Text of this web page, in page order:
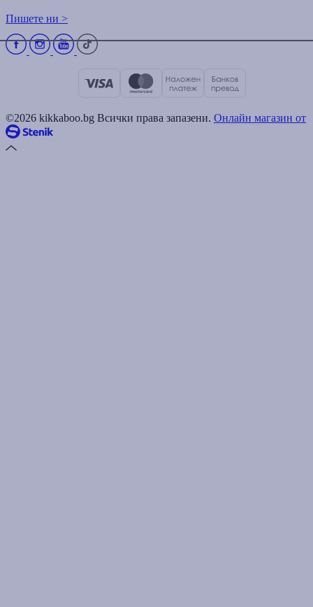
Пишете ни >
©2026 kikkaboo.bg Всички права запазени. Онлайн магазин от